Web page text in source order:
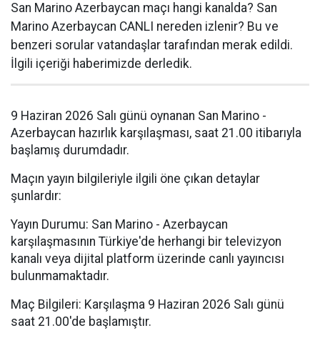
San Marino Azerbaycan maçı hangi kanalda? San
Marino Azerbaycan CANLI nereden izlenir? Bu ve
benzeri sorular vatandaşlar tarafından merak edildi.
İlgili içeriği haberimizde derledik.
9 Haziran 2026 Salı günü oynanan San Marino -
Azerbaycan hazırlık karşılaşması, saat 21.00 itibarıyla
başlamış durumdadır.
Maçın yayın bilgileriyle ilgili öne çıkan detaylar
şunlardır:
Yayın Durumu: San Marino - Azerbaycan
karşılaşmasının Türkiye'de herhangi bir televizyon
kanalı veya dijital platform üzerinde canlı yayıncısı
bulunmamaktadır.
Maç Bilgileri: Karşılaşma 9 Haziran 2026 Salı günü
saat 21.00'de başlamıştır.